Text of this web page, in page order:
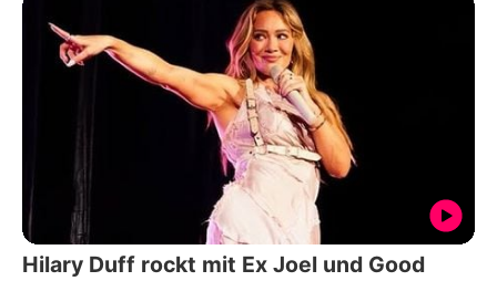
Hilary Duff rockt mit Ex Joel und Good